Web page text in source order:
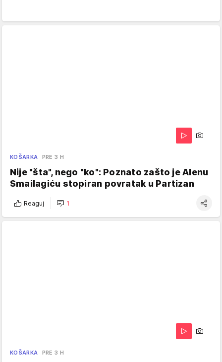
KOŠARKA PRE 3 H
Nije "šta", nego "ko": Poznato zašto je Alenu
Smailagiću stopiran povratak u Partizan
Reaguj 1
KOŠARKA PRE 3 H